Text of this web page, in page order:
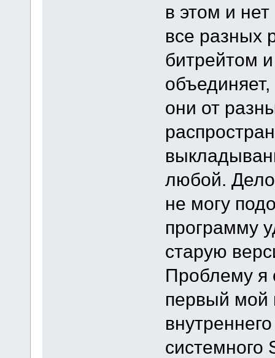
в этом и
все разных
битрейтом
они от
любой.
не могу
программу
старую
Проблему я
первый мой
системного